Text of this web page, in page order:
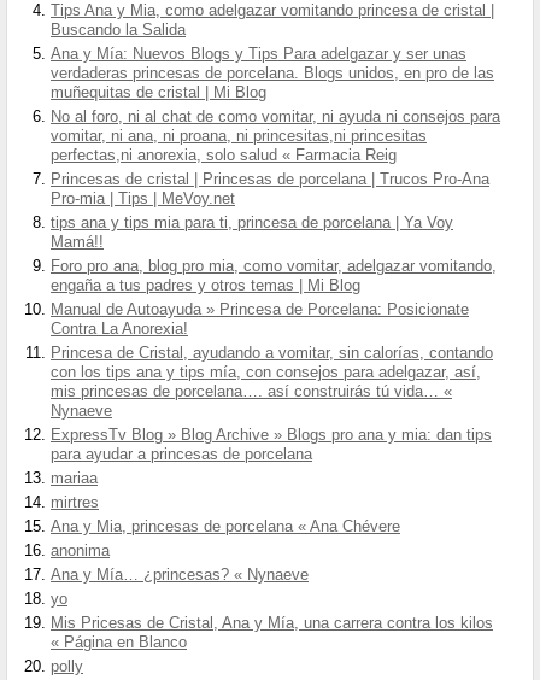
Tips Ana y Mia, como adelgazar vomitando princesa de cristal |
Buscando la Salida
Ana y Mía: Nuevos Blogs y Tips Para adelgazar y ser unas
verdaderas princesas de porcelana. Blogs unidos, en pro de las
muñequitas de cristal | Mi Blog
No al foro, ni al chat de como vomitar, ni ayuda ni consejos para
vomitar, ni ana, ni proana, ni princesitas,ni princesitas
perfectas,ni anorexia, solo salud « Farmacia Reig
Princesas de cristal | Princesas de porcelana | Trucos Pro-Ana
Pro-mia | Tips | MeVoy.net
tips ana y tips mia para ti, princesa de porcelana | Ya Voy
Mamá!!
Foro pro ana, blog pro mia, como vomitar, adelgazar vomitando,
engaña a tus padres y otros temas | Mi Blog
Manual de Autoayuda » Princesa de Porcelana: Posicionate
Contra La Anorexia!
Princesa de Cristal, ayudando a vomitar, sin calorías, contando
con los tips ana y tips mía, con consejos para adelgazar, así,
mis princesas de porcelana…. así construirás tú vida… «
Nynaeve
ExpressTv Blog » Blog Archive » Blogs pro ana y mia: dan tips
para ayudar a princesas de porcelana
mariaa
mirtres
Ana y Mia, princesas de porcelana « Ana Chévere
anonima
Ana y Mía… ¿princesas? « Nynaeve
yo
Mis Pricesas de Cristal, Ana y Mía, una carrera contra los kilos
« Página en Blanco
polly